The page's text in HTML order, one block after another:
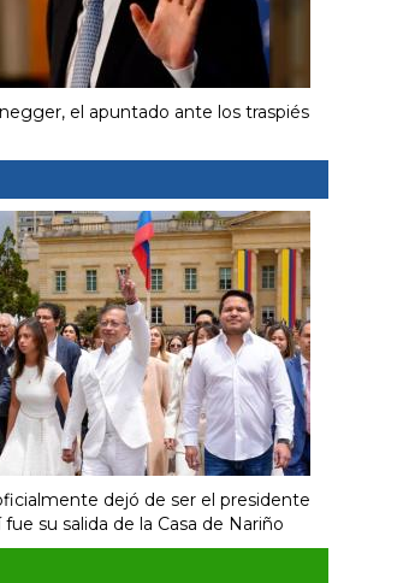
el apuntado ante los traspiés
dejó de ser el presidente
su salida de la Casa de Nariño